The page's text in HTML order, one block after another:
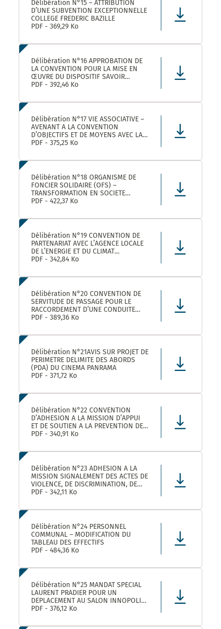
Délibération N°15 – ATTRIBUTION
D’UNE SUBVENTION EXCEPTIONNELLE
COLLEGE FREDERIC BAZILLE
PDF - 369,29 Ko
Délibération N°16 APPROBATION DE
LA CONVENTION POUR LA MISE EN
ŒUVRE DU DISPOSITIF SAVOIR
ROULER A VELO AVEC MONTPELLIER
PDF - 392,46 Ko
Délibération N°17 VIE ASSOCIATIVE –
AVENANT A LA CONVENTION
D’OBJECTIFS ET DE MOYENS AVEC LA
FEDERATION REGIONALE DES
CULTURE OCCITANIE POUR L’ANNEE
CONVENTION DE PARTENARIAT SIGNEE
POUR LA
PDF - 375,25 Ko
Délibération N°18 ORGANISME DE
FONCIER SOLIDAIRE (OFS) –
TRANSFORMATION EN SOCIETE
COOPERATIVE D’INTERET COLLECTIF
CAPITAL – APPROBATION –
PDF - 422,37 Ko
Délibération N°19 CONVENTION DE
PARTENARIAT AVEC L’AGENCE LOCALE
DE L’ENERGIE ET DU CLIMAT
MONTPELLIER METROPOLE :
PDF - 342,84 Ko
Délibération N°20 CONVENTION DE
SERVITUDE DE PASSAGE POUR LE
RACCORDEMENT D’UNE CONDUITE
EAUX PLUVIALES DANS LE CADRE DE
AVENUE DE L’EUROPE SUR LA
PDF - 389,36 Ko
Délibération N°21AVIS SUR PROJET DE
PERIMETRE DELIMITE DES ABORDS
(PDA) DU CINEMA PANRAMA
PDF - 371,72 Ko
Délibération N°22 CONVENTION
D’ADHESION A LA MISSION D’APPUI
ET DE SOUTIEN A LA PREVENTION DES
RISQUES PROFESSIONNELS
PDF - 340,91 Ko
Délibération N°23 ADHESION A LA
MISSION SIGNALEMENT DES ACTES DE
VIOLENCE, DE DISCRIMINATION, DE
HARCELEMENT ET D’AGISSEMENTS
PDF - 342,11 Ko
Délibération N°24 PERSONNEL
COMMUNAL – MODIFICATION DU
TABLEAU DES EFFECTIFS
PDF - 484,36 Ko
Délibération N°25 MANDAT SPECIAL
LAURENT PRADIER POUR UN
DEPLACEMENT AU SALON INNOPOLIS
A PARIS
PDF - 376,12 Ko